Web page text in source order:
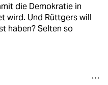
die Demokratie in
wird. Und Rüttgers will
haben? Selten so